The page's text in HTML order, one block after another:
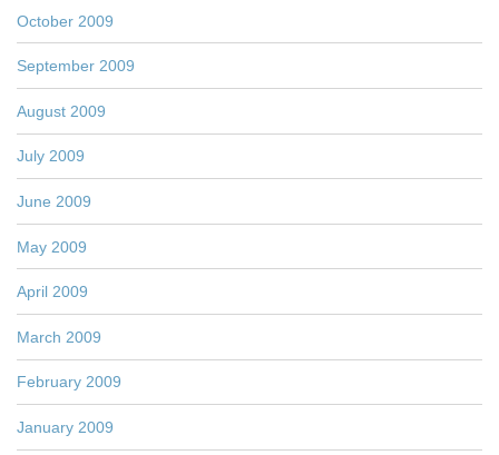
October 2009
September 2009
August 2009
July 2009
June 2009
May 2009
April 2009
March 2009
February 2009
January 2009